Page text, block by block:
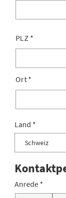
PLZ *
Ort *
Land
Anrede